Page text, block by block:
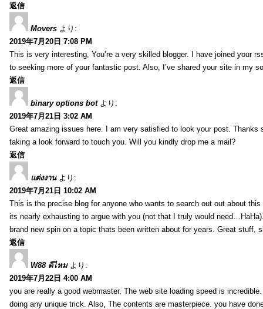
返信
Movers より:
2019年7月20日 7:08 PM
This is very interesting, You’re a very skilled blogger. I have joined your
to seeking more of your fantastic post. Also, I’ve shared your site in my
返信
binary options bot より:
2019年7月21日 3:02 AM
Great amazing issues here. I am very satisfied to look your post. Thanks
taking a look forward to touch you. Will you kindly drop me a mail?
返信
แต่งงาน より:
2019年7月21日 10:02 AM
This is the precise blog for anyone who wants to search out out about
its nearly exhausting to argue with you (not that I truly would
brand new spin on a topic thats been written about for years. Great stuff,
返信
W88 ดีไหม より:
2019年7月22日 4:00 AM
you are really a good webmaster. The web site loading speed is
doing any unique trick. Also, The contents are masterpiece. you have